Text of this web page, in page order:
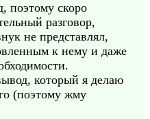
поэтому скоро
разговор,
не представлял,
к нему и даже
который я делаю
(поэтому жму